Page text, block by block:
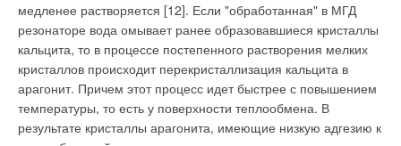
медленее растворяется [12]. Если "обработанная" в МГД
резонаторе вода омывает ранее образовавшиеся кристаллы
кальцита, то в процессе постепенного растворения мелких
кристаллов происходит перекристаллизация кальцита в
арагонит. Причем этот процесс идет быстрее с повышением
температуры, то есть у поверхности теплообмена. В
результате кристаллы арагонита, имеющие низкую адгезию к